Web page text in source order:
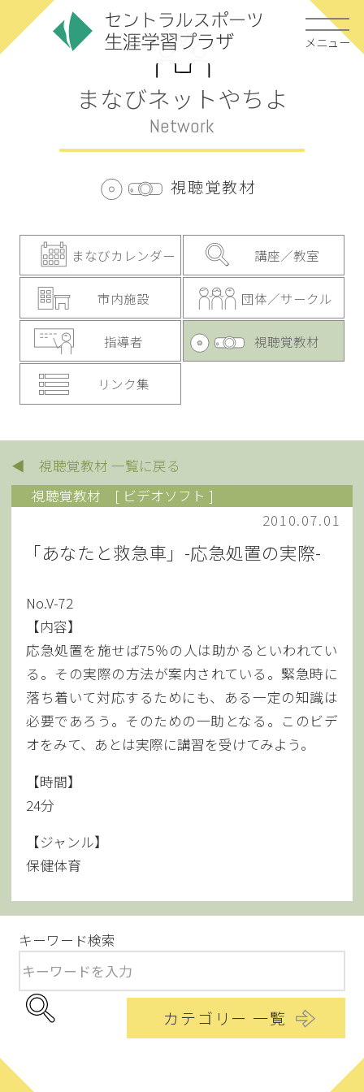
メニュー
まなびネットやちよ
Network
視聴覚教材
まなびカレンダー 講座／教室
市内施設 団体／サークル
指導者 視聴覚教材
リンク集
◀ 視聴覚教材 一覧に戻る
視聴覚教材
[ ビデオソフト ]
2010.07.01
「あなたと救急車」-応急処置の実際-
No.V-72
【内容】
応急処置を施せば75％の人は助かるといわれてい
る。その実際の方法が案内されている。緊急時に
落ち着いて対応するためにも、ある一定の知識は
必要であろう。そのための一助となる。このビデ
オをみて、あとは実際に講習を受けてみよう。
【時間】
24分
【ジャンル】
保健体育
キーワード検索
カテゴリー 一覧